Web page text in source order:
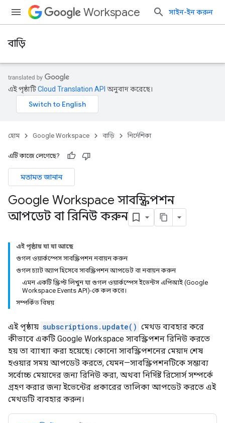
Workspace সাইন-ইন করুন
বাড়ি
এই পৃষ্ঠাটিCloud Translation API অনুবাদ করেছে।
হোম Google Workspace বাড়ি নির্দেশিকা
এটি কাজে লেগেছে?
মতামত জানান
Google Workspace সাবস্ক্রিপশন
আপডেট বা রিনিউ করুন
এই পৃষ্ঠায় যা যা আছে
গুগল ওয়ার্কস্পেস সাবস্ক্রিপশন নবায়ন করুন
গুগল চ্যাট অ্যাপ হিসেবে সাবস্ক্রিপশন আপডেট বা নবায়ন করুন
এমন একটি স্ক্রিপ্ট লিখুন যা গুগল ওয়ার্কস্পেস ইভেন্টস এপিআই (Google
Workspace Events API)-কে কল করে।
সম্পর্কিত বিষয়
এই পৃষ্ঠায় subscriptions.update() মেথড ব্যবহার করে
কীভাবে একটি Google Workspace সাবস্ক্রিপশন রিনিউ করতে
হয় তা ব্যাখ্যা করা হয়েছে। কোনো সাবস্ক্রিপশনের মেয়াদ শেষ
হওয়ার সময় আপডেট করতে, যেমন—সাবস্ক্রিপশনটিকে সম্ভাব্য
সর্বোচ্চ মেয়াদের জন্য রিনিউ করা, অথবা নির্দিষ্ট রিসোর্স সম্পর্কে
গ্রহণ করার জন্য ইভেন্টের প্রকারের তালিকা আপডেট করতে এই
মেথডটি ব্যবহার করুন।